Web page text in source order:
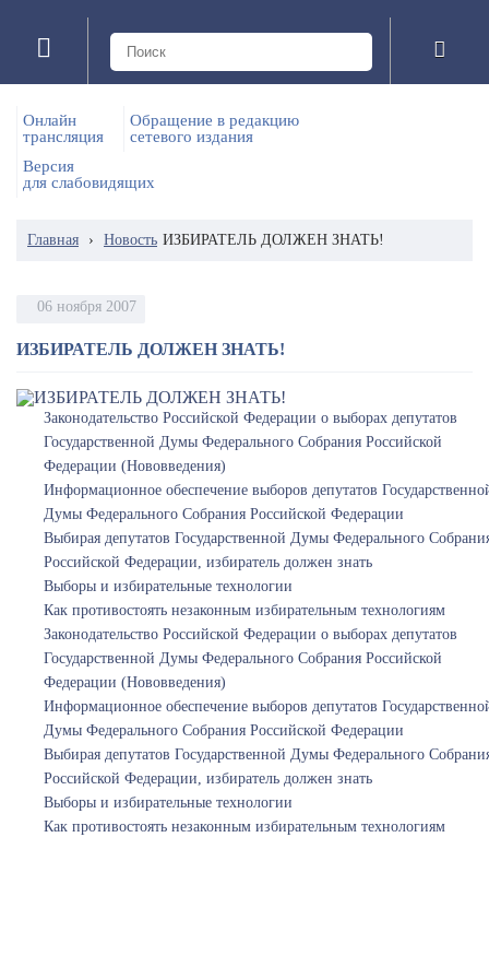
Онлайн
трансляция
Обращение в редакцию
сетевого издания
Версия
для слабовидящих
Главная › Новость ИЗБИРАТЕЛЬ ДОЛЖЕН ЗНАТЬ!
06 ноября 2007
ИЗБИРАТЕЛЬ ДОЛЖЕН ЗНАТЬ!
Законодательство Российской Федерации о выборах депутатов
Государственной Думы Федерального Собрания Российской
Федерации (Нововведения)
Информационное обеспечение выборов депутатов
Думы Федерального Собрания Российской Федерации
Выбирая депутатов Государственной Думы Федерального
Российской Федерации, избиратель должен знать
Выборы и избирательные технологии
Как противостоять незаконным избирательным технологиям
Законодательство Российской Федерации о выборах депутатов
Государственной Думы Федерального Собрания Российской
Федерации (Нововведения)
Информационное обеспечение выборов депутатов
Думы Федерального Собрания Российской Федерации
Выбирая депутатов Государственной Думы Федерального
Российской Федерации, избиратель должен знать
Выборы и избирательные технологии
Как противостоять незаконным избирательным технологиям